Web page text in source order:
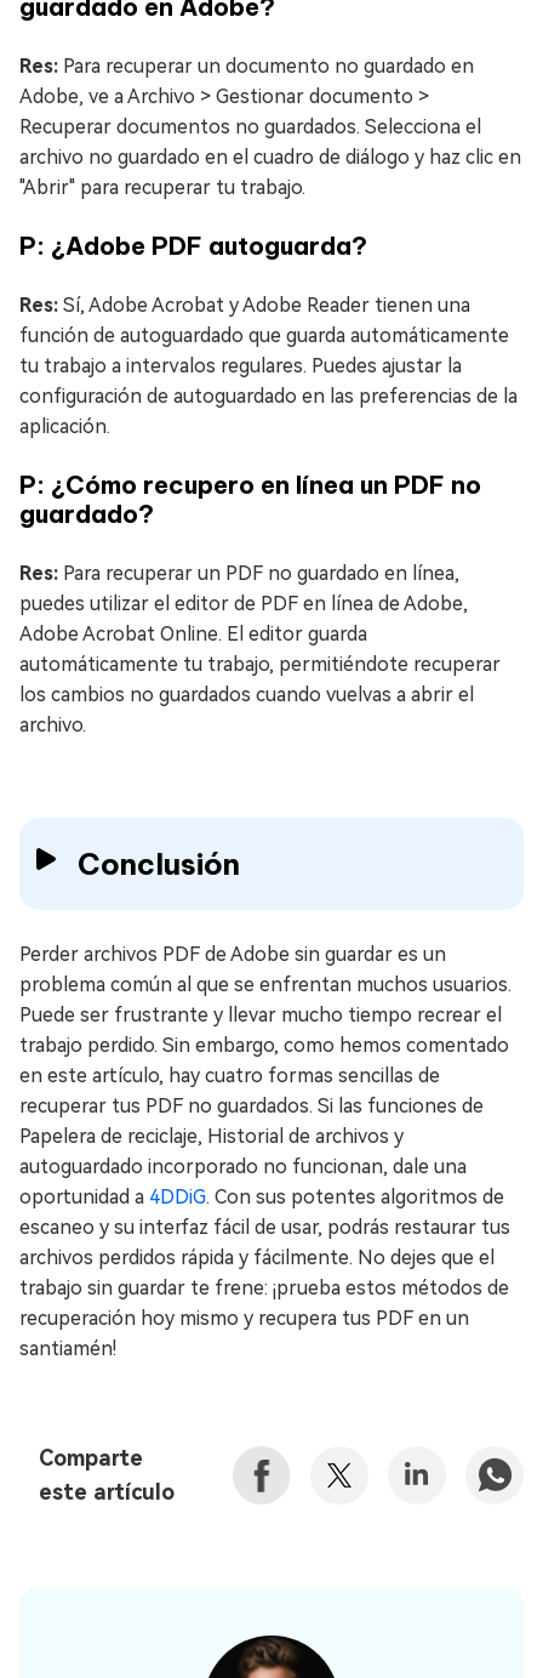
guardado en Adobe?
Res: Para recuperar un documento no guardado en
Adobe, ve a Archivo > Gestionar documento >
Recuperar documentos no guardados. Selecciona el
archivo no guardado en el cuadro de diálogo y haz clic en
"Abrir" para recuperar tu trabajo.
P: ¿Adobe PDF autoguarda?
Res: Sí, Adobe Acrobat y Adobe Reader tienen una
función de autoguardado que guarda automáticamente
tu trabajo a intervalos regulares. Puedes ajustar la
configuración de autoguardado en las preferencias de la
aplicación.
P: ¿Cómo recupero en línea un PDF no
guardado?
Res: Para recuperar un PDF no guardado en línea,
puedes utilizar el editor de PDF en línea de Adobe,
Adobe Acrobat Online. El editor guarda
automáticamente tu trabajo, permitiéndote recuperar
los cambios no guardados cuando vuelvas a abrir el
archivo.
Conclusión
Perder archivos PDF de Adobe sin guardar es un
problema común al que se enfrentan muchos usuarios.
Puede ser frustrante y llevar mucho tiempo recrear el
trabajo perdido. Sin embargo, como hemos comentado
en este artículo, hay cuatro formas sencillas de
recuperar tus PDF no guardados. Si las funciones de
Papelera de reciclaje, Historial de archivos y
autoguardado incorporado no funcionan, dale una
oportunidad a 4DDiG. Con sus potentes algoritmos de
escaneo y su interfaz fácil de usar, podrás restaurar tus
archivos perdidos rápida y fácilmente. No dejes que el
trabajo sin guardar te frene: ¡prueba estos métodos de
recuperación hoy mismo y recupera tus PDF en un
santiamén!
Comparte
este artículo